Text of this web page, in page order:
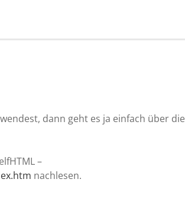
dann geht es ja einfach über die
–
nachlesen.